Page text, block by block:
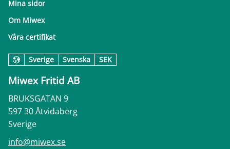
Mina sidor
Om Miwex
Våra certifikat
Sverige Svenska SEK
Miwex Fritid AB
BRUKSGATAN 9
597 30 Åtvidaberg
Sverige
info@miwex.se